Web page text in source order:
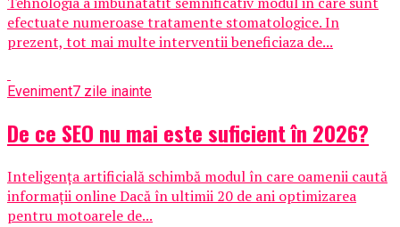
efectuate numeroase tratamente stomatologice. In
prezent, tot mai multe interventii beneficiaza de...
Eveniment7 zile inainte
De ce SEO nu mai este suficient în 2026?
Inteligența artificială schimbă modul în care oamenii caută
informații online Dacă în ultimii 20 de ani optimizarea
pentru motoarele de...